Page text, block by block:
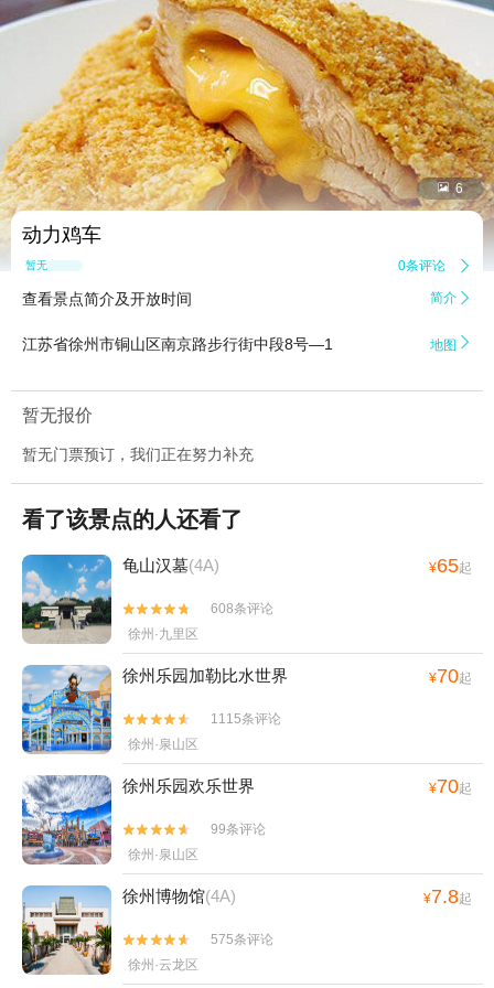
 6
动力鸡车
暂无点评 0条评论 
查看景点简介及开放时间 简介 
江苏省徐州市铜山区南京路步行街中段8号—1 地图 
暂无报价
暂无门票预订，我们正在努力补充
看了该景点的人还看了
龟山汉墓(4A) ¥65起


608条评论
徐州·九里区
徐州乐园加勒比水世界 ¥70起


1115条评论
徐州·泉山区
徐州乐园欢乐世界 ¥70起


99条评论
徐州·泉山区
徐州博物馆(4A) ¥7.8起


575条评论
徐州·云龙区
